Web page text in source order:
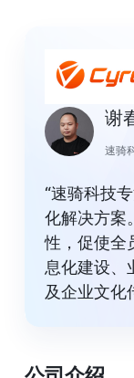
谢
速骑
“速骑科技
化解决方案
性，促使全
息化建设、
及企业文化